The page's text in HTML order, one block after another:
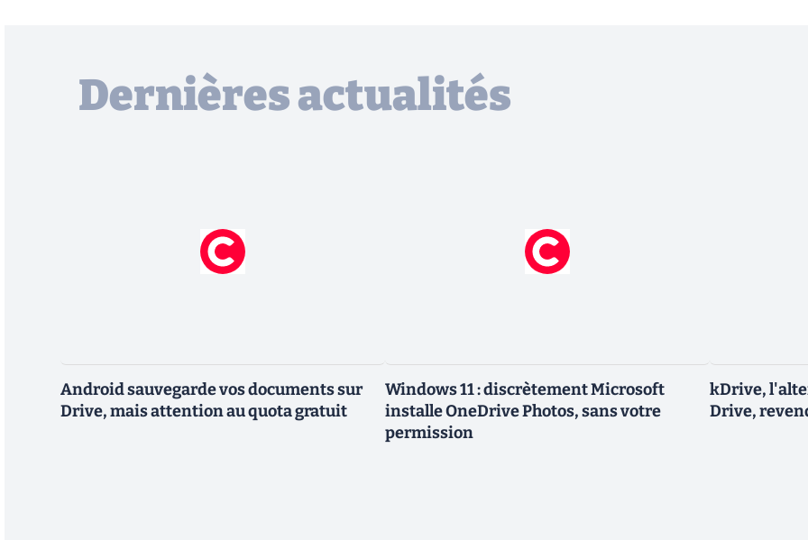
Dernières actualités
Android sauvegarde vos documents sur
Drive, mais attention au quota gratuit
Windows 11 : discrètement Microsoft
installe OneDrive Photos, sans votre
permission
kDrive,
Drive,